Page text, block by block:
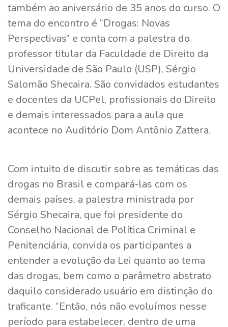
também ao aniversário de 35 anos do curso. O
tema do encontro é “Drogas: Novas
Perspectivas” e conta com a palestra do
professor titular da Faculdade de Direito da
Universidade de São Paulo (USP), Sérgio
Salomão Shecaira. São convidados estudantes
e docentes da UCPel, profissionais do Direito
e demais interessados para a aula que
acontece no Auditório Dom Antônio Zattera.
Com intuito de discutir sobre as temáticas das
drogas no Brasil e compará-las com os
demais países, a palestra ministrada por
Sérgio Shecaira, que foi presidente do
Conselho Nacional de Política Criminal e
Penitenciária, convida os participantes a
entender a evolução da Lei quanto ao tema
das drogas, bem como o parâmetro abstrato
daquilo considerado usuário em distinção do
traficante. “Então, nós não evoluímos nesse
período para estabelecer, dentro de uma